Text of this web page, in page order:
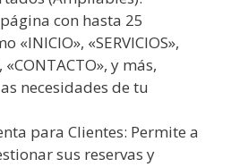
con hasta 25
«INICIO», «SERVICIOS»,
«CONTACTO», y más,
necesidades de tu
para Clientes: Permite a
sus reservas y